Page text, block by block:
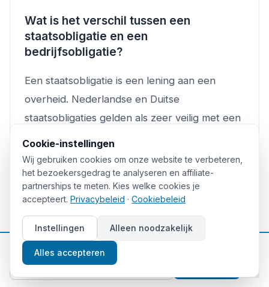
Wat is het verschil tussen een
staatsobligatie en een
bedrijfsobligatie?
Een staatsobligatie is een lening aan een
overheid. Nederlandse en Duitse
staatsobligaties gelden als zeer veilig met een
aan een bedrijf: het risico en rendement zijn
hoger, afhankelijk van de financiële
gezondheid van het bedrijf. Controleer altijd
koopt, en besef dat ook investment grade
bedrijven kunnen verslechteren.
Cookie-instellingen
Wij gebruiken cookies om onze website te verbeteren,
het bezoekersgedrag te analyseren en affiliate-
partnerships te meten. Kies welke cookies je
accepteert. Privacybeleid · Cookiebeleid
Instellingen Alleen noodzakelijk
Alles accepteren
📈 Gratis beleggingstips